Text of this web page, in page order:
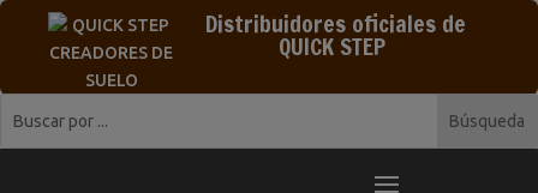
Distribuidores oficiales de
QUICK STEP